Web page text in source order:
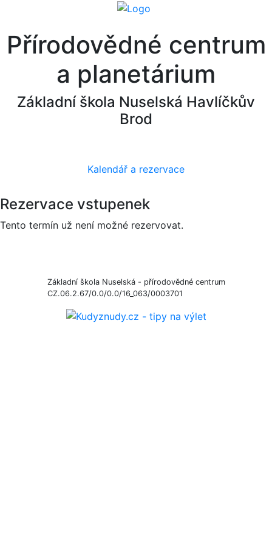
Přírodovědné centrum
a planetárium
Základní škola Nuselská Havlíčkův
Brod
Kalendář a rezervace
Rezervace vstupenek
Tento termín už není možné rezervovat.
Základní škola Nuselská - přírodovědné centrum
CZ.06.2.67/0.0/0.0/16_063/0003701